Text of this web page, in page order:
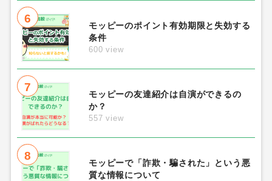
6
モッピーのポイント有効期限と失効する
条件
600 view
7
モッピーの友達紹介は自演ができるの
か？
557 view
8
モッピーで「詐欺・騙された」という悪
質な情報について